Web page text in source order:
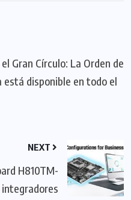
Gran Círculo: La Orden de
está disponible en todo el
NEXT
H810TM-